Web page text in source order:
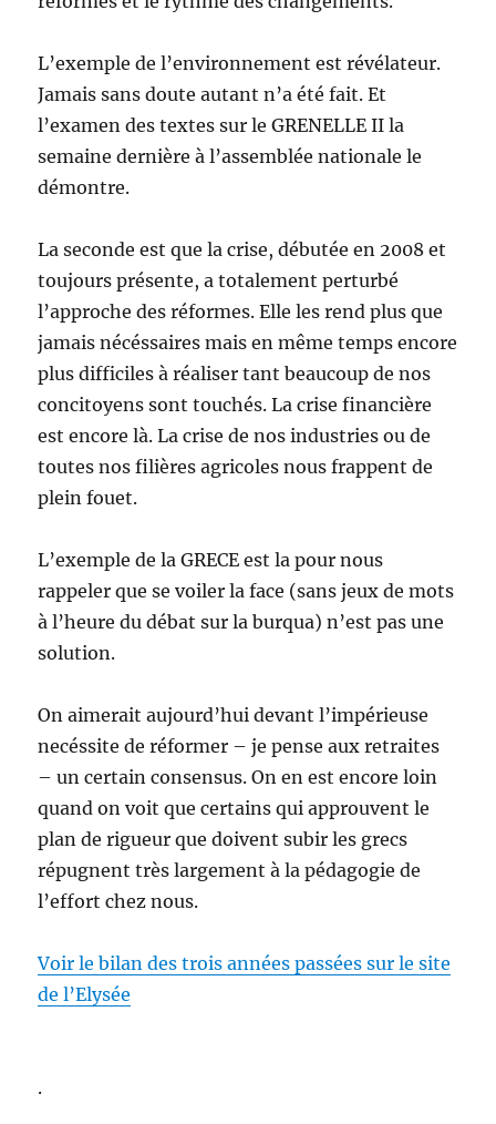
L’exemple de l’environnement est révélateur.
Jamais sans doute autant n’a été fait. Et
l’examen des textes sur le GRENELLE II la
semaine dernière à l’assemblée nationale le
démontre.
La seconde est que la crise, débutée en 2008 et
toujours présente, a totalement perturbé
l’approche des réformes. Elle les rend plus que
jamais nécéssaires mais en même temps encore
plus difficiles à réaliser tant beaucoup de nos
concitoyens sont touchés. La crise financière
est encore là. La crise de nos industries ou de
toutes nos filières agricoles nous frappent de
plein fouet.
L’exemple de la GRECE est la pour nous
rappeler que se voiler la face (sans jeux de mots
à l’heure du débat sur la burqua) n’est pas une
solution.
On aimerait aujourd’hui devant l’impérieuse
necéssite de réformer – je pense aux retraites
– un certain consensus. On en est encore loin
quand on voit que certains qui approuvent le
plan de rigueur que doivent subir les grecs
répugnent très largement à la pédagogie de
l’effort chez nous.
Voir le bilan des trois années passées sur le site
de l’Elysée
.